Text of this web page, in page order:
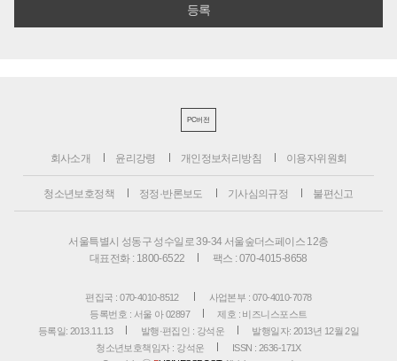
PC버전
회사소개 윤리강령 개인정보처리방침 이용자위원회
청소년보호정책 정정·반론보도 기사심의규정 불편신고
서울특별시 성동구 성수일로 39-34 서울숲더스페이스 12층
대표전화 : 1800-6522
팩스 : 070-4015-8658
편집국 : 070-4010-8512
사업본부 : 070-4010-7078
등록번호 : 서울 아 02897
제호 : 비즈니스포스트
등록일: 2013.11.13
발행·편집인 : 강석운
발행일자: 2013년 12월 2일
청소년보호책임자 : 강석운
ISSN : 2636-171X